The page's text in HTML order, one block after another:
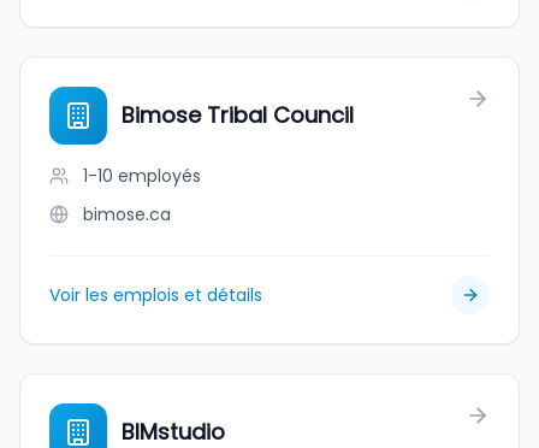
Bimose Tribal Council
1-10 employés
bimose.ca
Voir les emplois et détails
BIMstudio